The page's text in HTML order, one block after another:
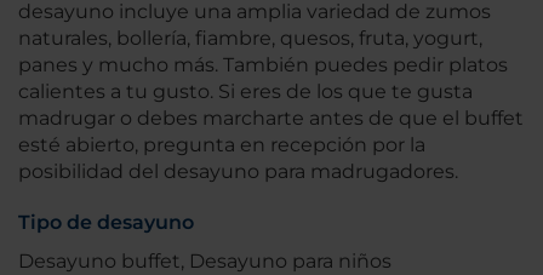
desayuno incluye una amplia variedad de zumos
naturales, bollería, fiambre, quesos, fruta, yogurt,
panes y mucho más. También puedes pedir platos
calientes a tu gusto. Si eres de los que te gusta
madrugar o debes marcharte antes de que el buffet
esté abierto, pregunta en recepción por la
posibilidad del desayuno para madrugadores.
Tipo de desayuno
Desayuno buffet, Desayuno para niños